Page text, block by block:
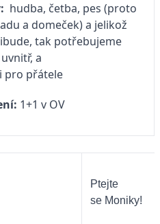
hudba, četba, pes (proto
a domeček) a jelikož
tak potřebujeme
a
pro přátele
1+1 v OV
Ptejte
se Moniky!